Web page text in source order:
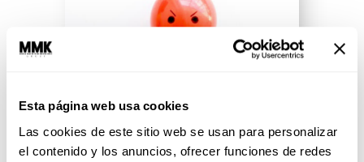
Esta página web usa cookies
Las cookies de este sitio web se usan para personalizar
el contenido y los anuncios, ofrecer funciones de redes